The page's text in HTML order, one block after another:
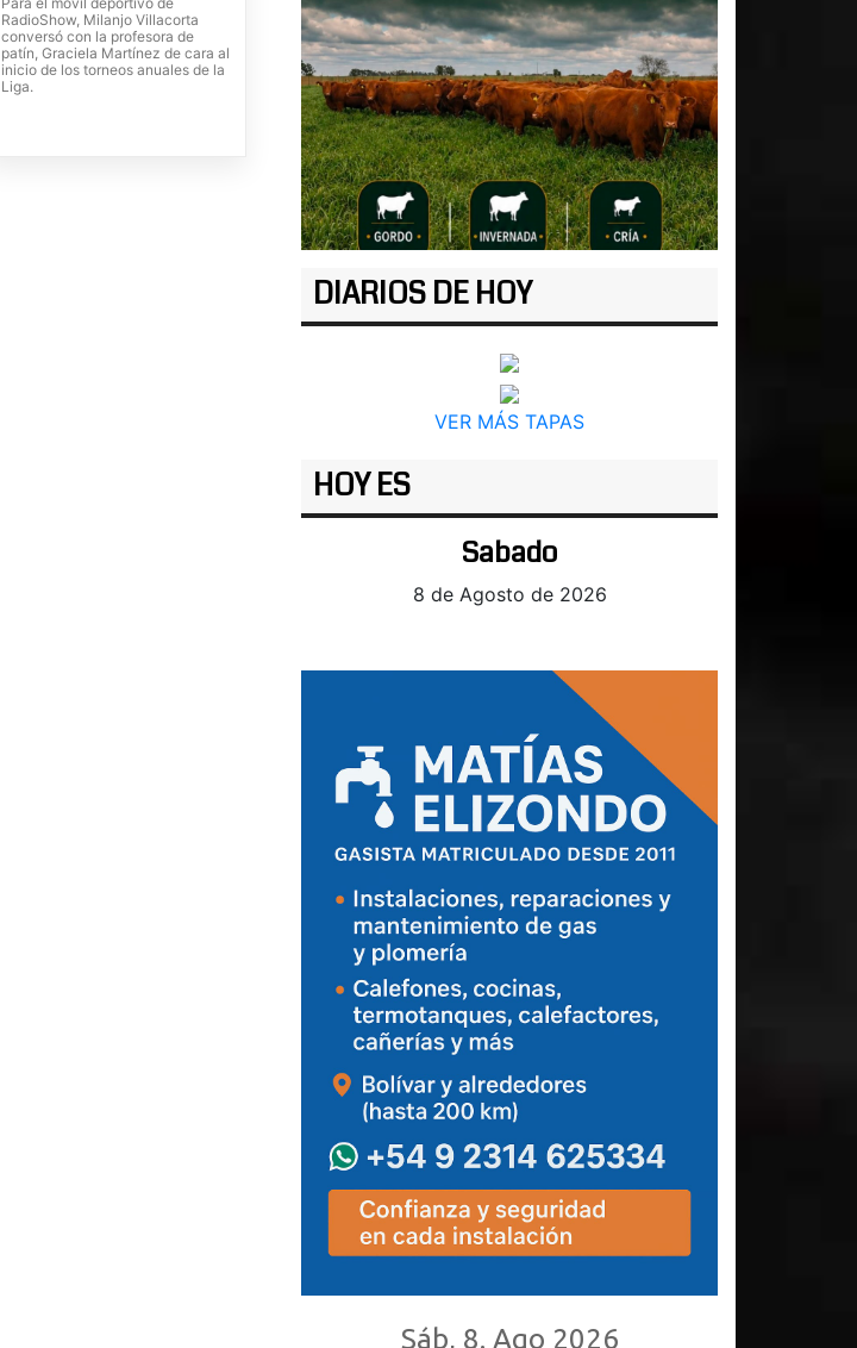
RadioShow, Milanjo Villacorta
conversó con la profesora de
patín, Graciela Martínez de cara al
inicio de los torneos anuales de la
Liga.
DIARIOS DE HOY
VER MÁS TAPAS
HOY ES
Sabado
8 de Agosto de 2026